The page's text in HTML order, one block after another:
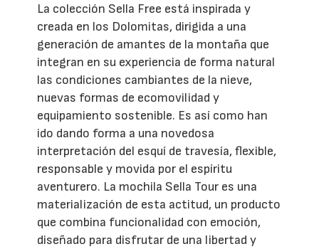
La colección Sella Free está inspirada y
creada en los Dolomitas, dirigida a una
generación de amantes de la montaña que
integran en su experiencia de forma natural
las condiciones cambiantes de la nieve,
nuevas formas de ecomovilidad y
equipamiento sostenible. Es así como han
ido dando forma a una novedosa
interpretación del esquí de travesía, flexible,
responsable y movida por el espíritu
aventurero. La mochila Sella Tour es una
materialización de esta actitud, un producto
que combina funcionalidad con emoción,
diseñado para disfrutar de una libertad y